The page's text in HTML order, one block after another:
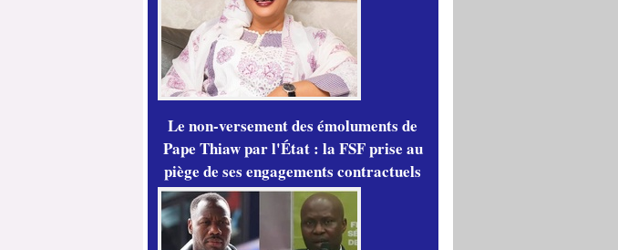
Le non-versement des émoluments de
Pape Thiaw par l'État : la FSF prise au
piège de ses engagements contractuels